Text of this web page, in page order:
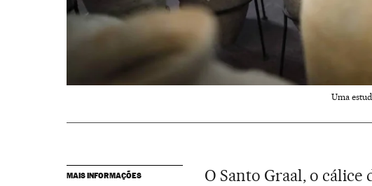
Uma
MAIS INFORMAÇÕES
O Santo Graal, o